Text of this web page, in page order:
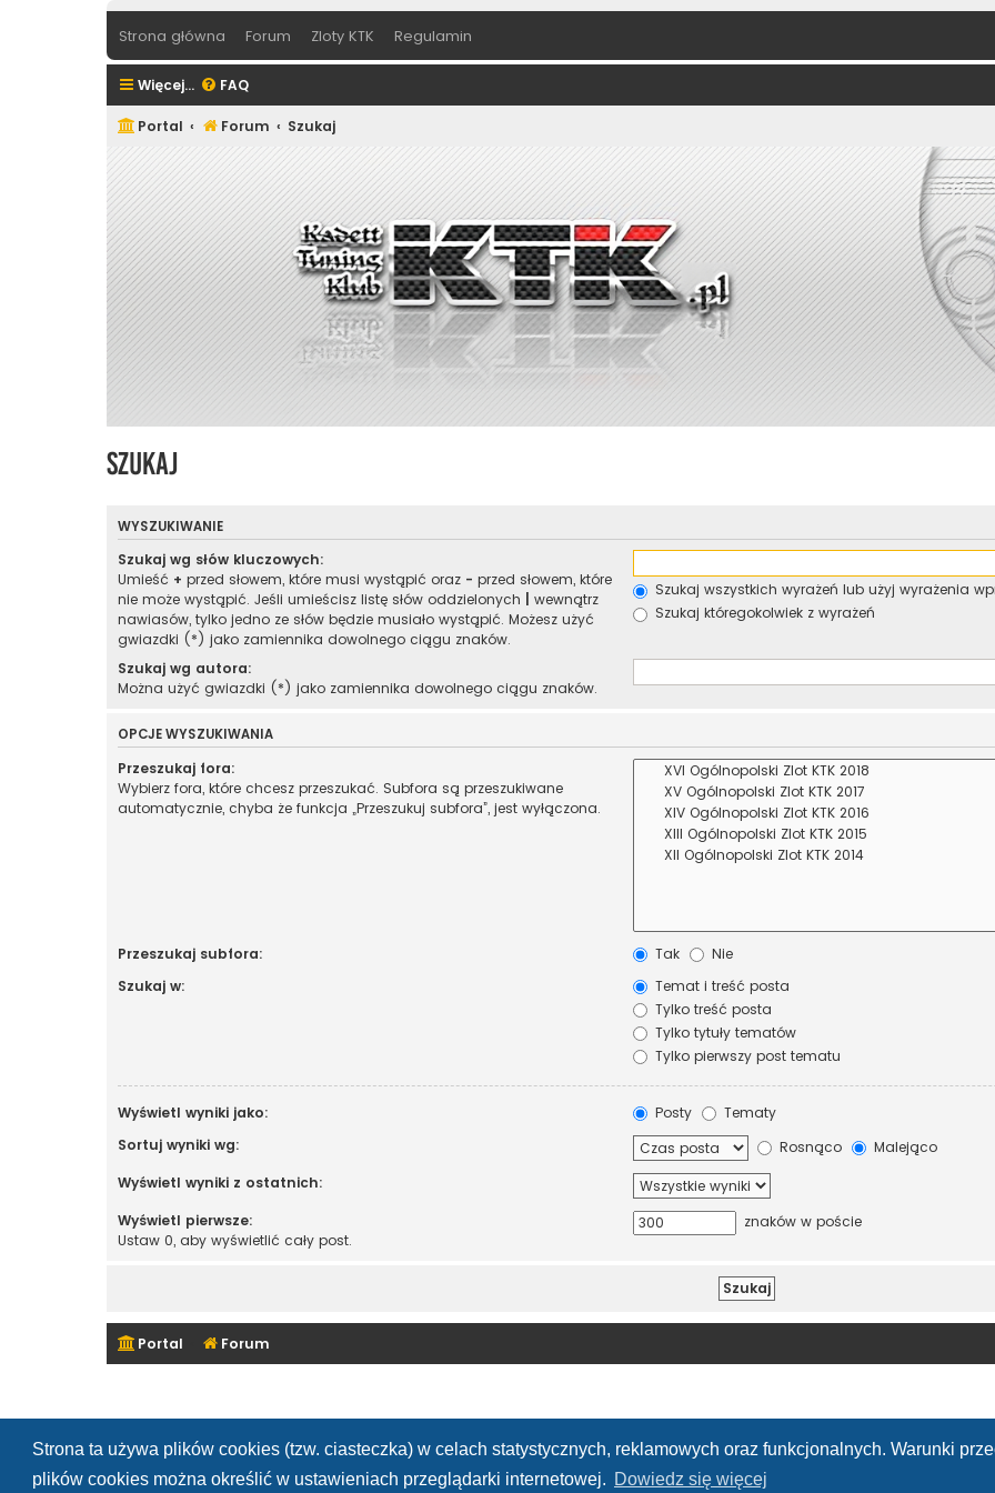
Strona ta używa plików cookies (tzw. ciasteczka) w celach statystycznych, reklamowych oraz funkcjonalnych. Warunki
plików cookies można określić w ustawieniach przeglądarki internetowej. Dowiedz się więcej
Strona główna Forum Zloty KTK Regulamin
Więcej… FAQ
Portal Forum Szukaj
Szukaj
WYSZUKIWANIE
Szukaj wg słów kluczowych:
Umieść + przed słowem, które musi wystąpić oraz - przed słowem, które
nie może wystąpić. Jeśli umieścisz listę słów oddzielonych
wewnątrz
nawiasów, tylko jedno ze słów będzie musiało wystąpić. Możesz użyć
gwiazdki (*) jako zamiennika dowolnego ciągu znaków.
Szukaj wszystkich wyrażeń lub użyj wyrażenia
Szukaj któregokolwiek z wyrażeń
Szukaj wg autora:
Można użyć gwiazdki (*) jako zamiennika dowolnego ciągu znaków.
OPCJE WYSZUKIWANIA
Przeszukaj fora:
Wybierz fora, które chcesz przeszukać. Subfora są przeszukiwane
automatycznie, chyba że funkcja „Przeszukuj subfora”, jest wyłączona.
Przeszukaj subfora: Tak
Nie
Szukaj w:
Temat i treść posta
Tylko treść posta
Tylko tytuły tematów
Tylko pierwszy post tematu
Wyświetl wyniki jako: Posty
Tematy
Sortuj wyniki wg:
Rosnąco
Malejąco
Wyświetl wyniki z ostatnich:
Wyświetl pierwsze:
Ustaw 0, aby wyświetlić cały post.
znaków w poście
Portal Forum